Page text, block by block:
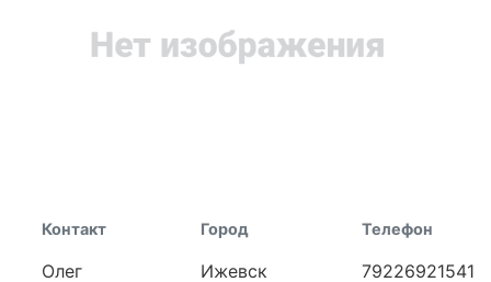
Контакт
Олег
Город
Ижевск
Телефон
79226921541